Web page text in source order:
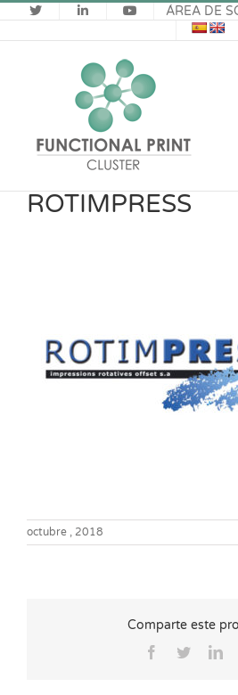
Saltar
al
contenido
ÁREA DE
ROTIMPRESS
octubre , 2018
Comparte este
Facebook
Twitter